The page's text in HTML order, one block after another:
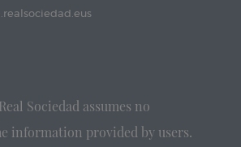
Sociedad assumes no
information provided by users.